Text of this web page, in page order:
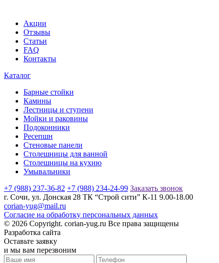
Акции
Отзывы
Статьи
FAQ
Контакты
Каталог
Барные стойки
Камины
Лестницы и ступени
Мойки и раковины
Подоконники
Ресепшн
Стеновые панели
Столешницы для ванной
Столешницы на кухню
Умывальники
+7 (988) 237-36-82 +7 (988) 234-24-99 Заказать звонок
г. Сочи, ул. Донская 28 ТК “Строй сити” К-11 9.00-18.00
corian-yug@mail.ru
Согласие на обработку персональных данных
© 2026 Copyright. corian-yug.ru Все права защищены
Разработка сайта
Оставьте заявку
и мы вам перезвоним